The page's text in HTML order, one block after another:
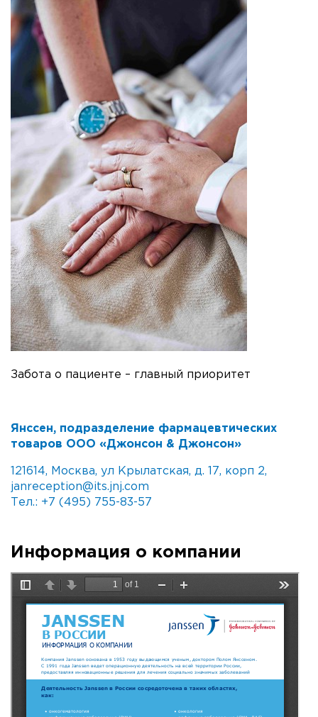
Забота о пациенте – главный приоритет
Янссен, подразделение фармацевтических
товаров ООО «Джонсон & Джонсон»
121614, Москва, ул Крылатская, д. 17, корп 2,
janreception@its.jnj.com
Тел.: +7 (495) 755-83-57
Информация о компании